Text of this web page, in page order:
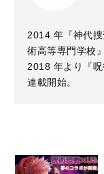
2014 年『神代
術高等専門学校
2018 年より『
連載開始。